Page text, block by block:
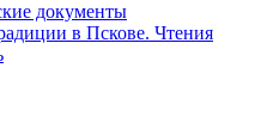
документы
в Пскове. Чтения